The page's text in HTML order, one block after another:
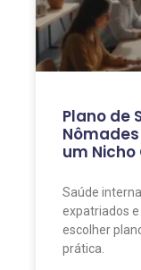
Plano de
um Nicho
Saúde
expatriados
escolher
prática.